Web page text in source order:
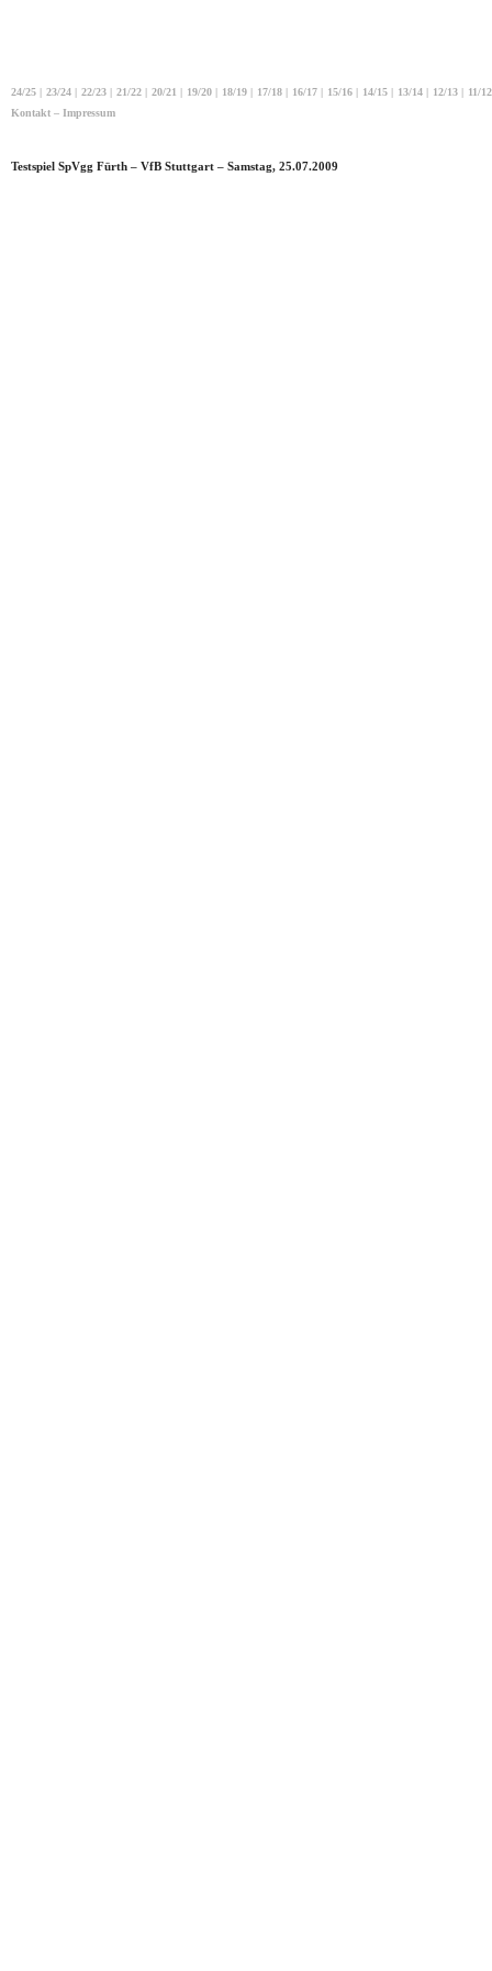
24/25 | 23/24 | 22/23 | 21/22 | 20/21 | 19/20 | 18/19 | 17/18 | 16/17 | 15/16 | 14/15 | 13/14 | 12/13 | 11/12
Kontakt – Impressum
Testspiel SpVgg Fürth – VfB Stuttgart – Samstag, 25.07.2009